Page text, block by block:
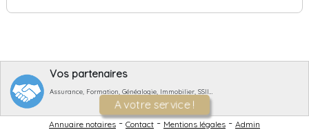
Vos partenaires
Assurance, Formation, Généalogie, Immobilier, SSII…
A votre service !
Annuaire notaires-Contact-Mentions légales - Admin